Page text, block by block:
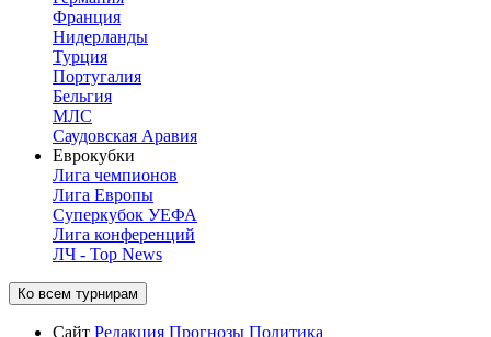
Франция
Нидерланды
Турция
Португалия
Бельгия
МЛС
Саудовская Аравия
Еврокубки
Лига чемпионов
Лига Европы
Суперкубок УЕФА
Лига конференций
ЛЧ - Top News
Ко всем турнирам
Сайт Редакция Прогнозы Политика